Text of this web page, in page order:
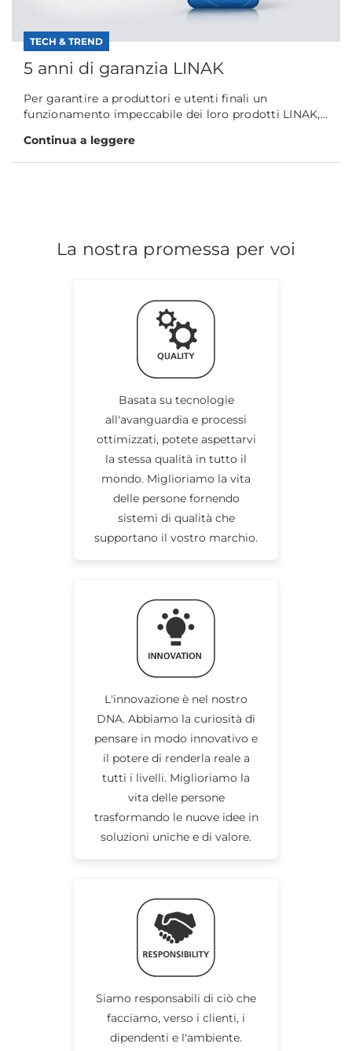
TECH & TREND
5 anni di garanzia LINAK
Per garantire a produttori e utenti finali un
funzionamento impeccabile dei loro prodotti LINAK,...
Continua a leggere
La nostra promessa per voi
Basata su tecnologie
all'avanguardia e processi
ottimizzati, potete aspettarvi
la stessa qualità in tutto il
mondo. Miglioriamo la vita
delle persone fornendo
sistemi di qualità che
supportano il vostro marchio.
L'innovazione è nel nostro
DNA. Abbiamo la curiosità di
pensare in modo innovativo e
il potere di renderla reale a
tutti i livelli. Miglioriamo la
vita delle persone
trasformando le nuove idee in
soluzioni uniche e di valore.
Siamo responsabili di ciò che
facciamo, verso i clienti, i
dipendenti e l'ambiente.